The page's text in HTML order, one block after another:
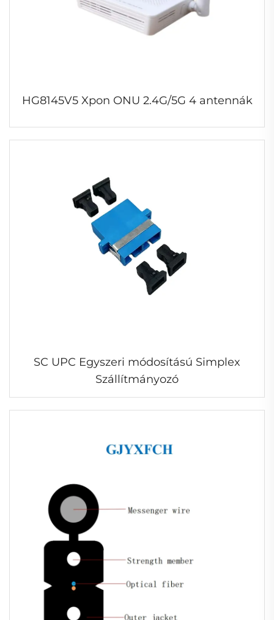
HG8145V5 Xpon ONU 2.4G/5G 4 antennák
SC UPC Egyszeri módosítású Simplex
Szállítmányozó